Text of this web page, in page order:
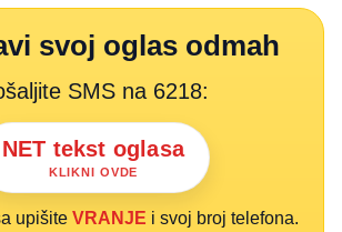
svoj oglas odmah
SMS na 6218:
NET tekst oglasa
KLIKNI OVDE
upišite VRANJE i svoj broj telefona.